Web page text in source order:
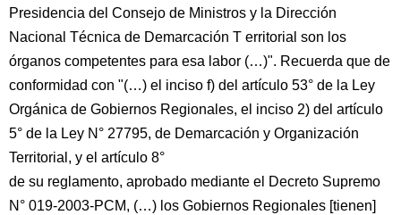
Presidencia del Consejo de Ministros y la Dirección
Nacional Técnica de Demarcación T erritorial son los
órganos competentes para esa labor (…)". Recuerda que de
conformidad con "(…) el inciso f) del artículo 53° de la Ley
Orgánica de Gobiernos Regionales, el inciso 2) del artículo
5° de la Ley N° 27795, de Demarcación y Organización
Territorial, y el artículo 8°
de su reglamento, aprobado mediante el Decreto Supremo
N° 019-2003-PCM, (…) los Gobiernos Regionales [tienen]